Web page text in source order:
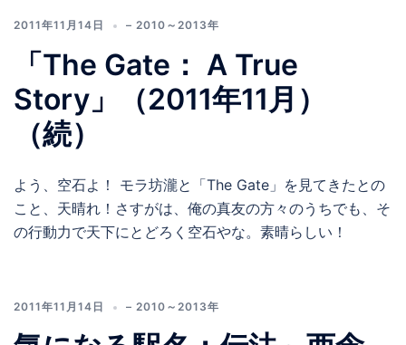
2011年11月14日 – 2010～2013年
「The Gate： A True
Story」（2011年11月）
（続）
よう、空石よ！ モラ坊瀧と「The Gate」を見てきたとの
こと、天晴れ！さすがは、俺の真友の方々のうちでも、そ
の行動力で天下にとどろく空石やな。素晴らしい！
2011年11月14日 – 2010～2013年